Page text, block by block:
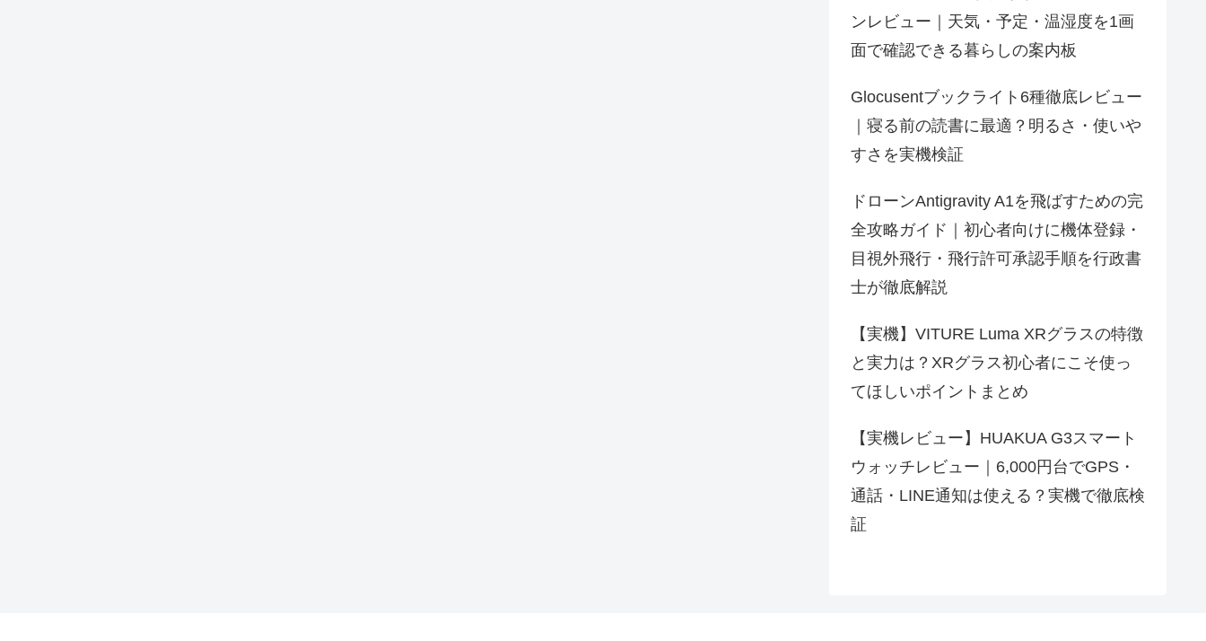
ンレビュー｜天気・予定・温湿度を1画
面で確認できる暮らしの案内板
Glocusentブックライト6種徹底レビュー
｜寝る前の読書に最適？明るさ・使いや
すさを実機検証
ドローンAntigravity A1を飛ばすための完
全攻略ガイド｜初心者向けに機体登録・
目視外飛行・飛行許可承認手順を行政書
士が徹底解説
【実機】VITURE Luma XRグラスの特徴
と実力は？XRグラス初心者にこそ使っ
てほしいポイントまとめ
【実機レビュー】HUAKUA G3スマート
ウォッチレビュー｜6,000円台でGPS・
通話・LINE通知は使える？実機で徹底検
証